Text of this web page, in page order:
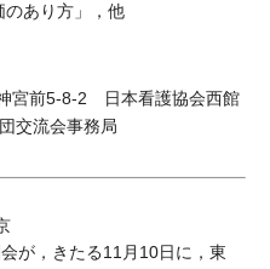
のあり方」，他
宮前5-8-2 日本看護協会西館
交流会事務局
が，きたる11月10日に，東